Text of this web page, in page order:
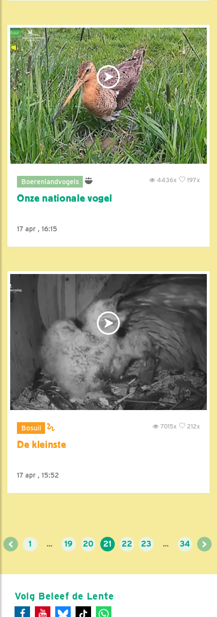
Boerenlandvogels 197x
4436x
Onze nationale vogel
17 apr , 16:15
Bosuil 212x
7015x
De kleinste
17 apr , 15:52
< 1 ... 19 20 21 22 23 ... 34 >
Volg Beleef de Lente